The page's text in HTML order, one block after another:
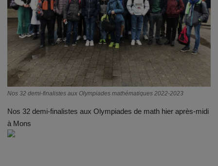
Emplois
Notre offre d'enseignement (2026)
Stages
Association des Parents
Offre d'enseignement & inscriptions
Nos 32 demi-finalistes aux Olympiades mathématiques 2022-2023
Nos 32 demi-finalistes aux Olympiades de math hier après-midi
à Mons